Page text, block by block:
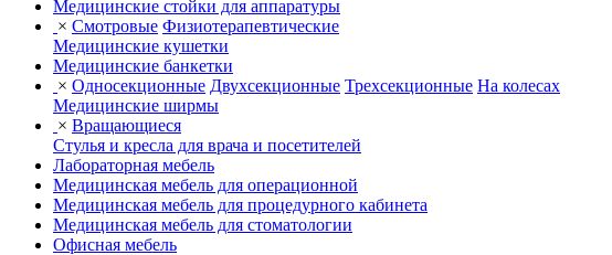
Медицинские стойки для аппаратуры
× Смотровые Физиотерапевтические
Медицинские кушетки
Медицинские банкетки
× Односекционные Двухсекционные Трехсекционные На колесах
Медицинские ширмы
× Вращающиеся
Стулья и кресла для врача и посетителей
Лабораторная мебель
Медицинская мебель для операционной
Медицинская мебель для процедурного кабинета
Медицинская мебель для стоматологии
Офисная мебель